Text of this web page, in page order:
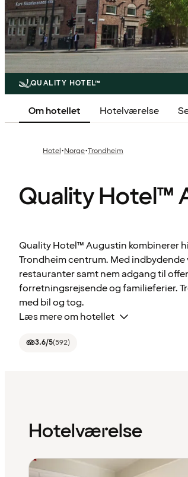
QUALITY HOTEL™
Om hotellet Hotelværelse
Hotel·Norge·Trondheim
Quality Hotel™
Quality Hotel™ Augustin kombinerer
Trondheim centrum. Med
restauranter samt nem adgang til
forretningsrejsende og familieferier.
med bil og tog.
Læs mere om hotellet
3.6/5(592)
Hotelværelse